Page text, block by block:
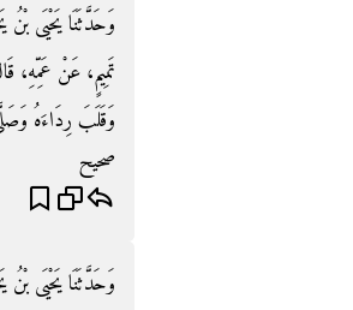
وَحَدَّثَنَا يَحْيَى بْنُ
تَمِيمٍ، عَنْ عَمِّهِ،
وَقَلَبَ رِدَاءَهُ
صحيح
وَحَدَّثَنَا يَحْيَى بْنُ